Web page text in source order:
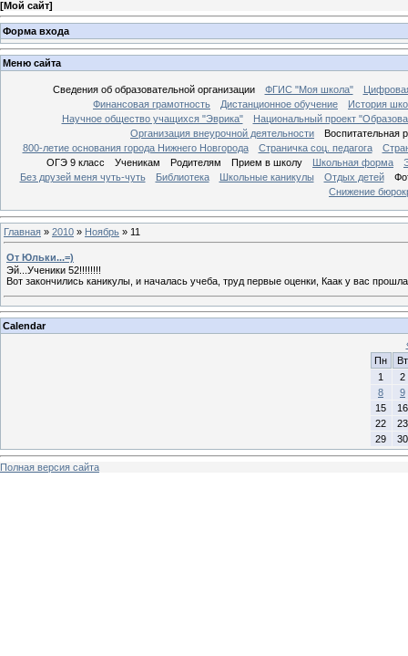
[Мой сайт]
Форма входа
Меню сайта
Сведения об образовательной организации ФГИС "Моя школа"
Финансовая грамотность
Дистанционное обучение
История
Научное общество учащихся "Эврика"
Национальный проект
Организация внеурочной деятельности
Воспитательная
800-летие основания города Нижнего Новгорода
Страничка соц. педагога
ОГЭ 9 класс
Ученикам Родителям Прием в школу Школьная форма
Без друзей меня чуть-чуть
Библиотека Школьные каникулы Отдых детей
Снижение
Главная » 2010 » Ноябрь » 11
От Юльки...=)
Эй...Ученики 52!!!!!!!!
Вот закончились каникулы, и началась учеба, труд первые оценки, Каак у вас
Calendar
Пн
Вт
1
2
8
9
15
16
22
23
29
30
Полная версия сайта